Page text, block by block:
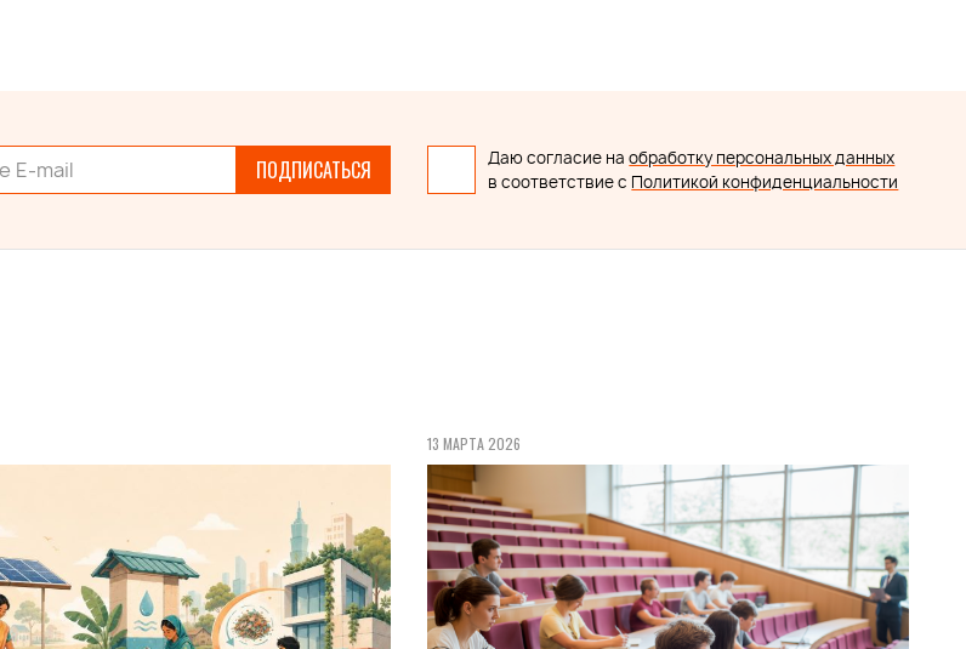
ПОДПИСАТЬСЯ Даю согласие наобработку персональных данных
в соответствие с Политикой конфиденциальности
13 МАРТА 2026